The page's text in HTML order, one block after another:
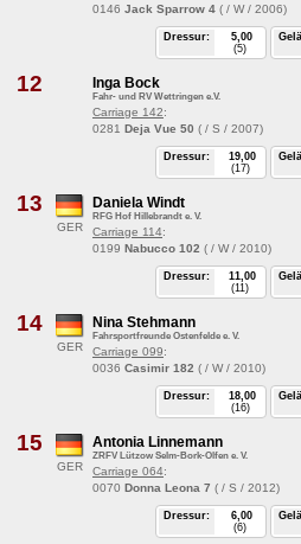
0146 Jack Sparrow 4 ( / W / 2006)
Dressur:
5,00
(5)
12 Inga Bock
Fahr- und RV Wettringen e.V.
Carriage 142:
0281 Deja Vue 50 ( / S / 2007)
Dressur:
19,00
(17)
13
GER
Daniela Windt
RFG Hof Hillebrandt e. V.
Carriage 114:
0199 Nabucco 102 ( / W / 2010)
Dressur:
11,00
(11)
14
GER
Nina Stehmann
Fahrsportfreunde Ostenfelde e. V.
Carriage 099:
0036 Casimir 182 ( / W / 2010)
Dressur:
18,00
(16)
15
GER
Antonia Linnemann
ZRFV Lützow Selm-Bork-Olfen e. V.
Carriage 064:
0070 Donna Leona 7 ( / S / 2012)
Dressur:
6,00
(6)